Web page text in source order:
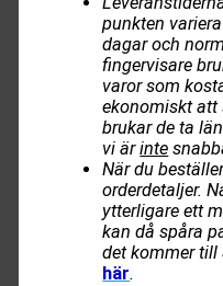
punkten
dagar och
fingervisare
varor som
ekonomiskt att
brukar de ta
vi ärinte
När du
orderdetaljer.
ytterligare ett
kan då spåra
det kommer till
här.